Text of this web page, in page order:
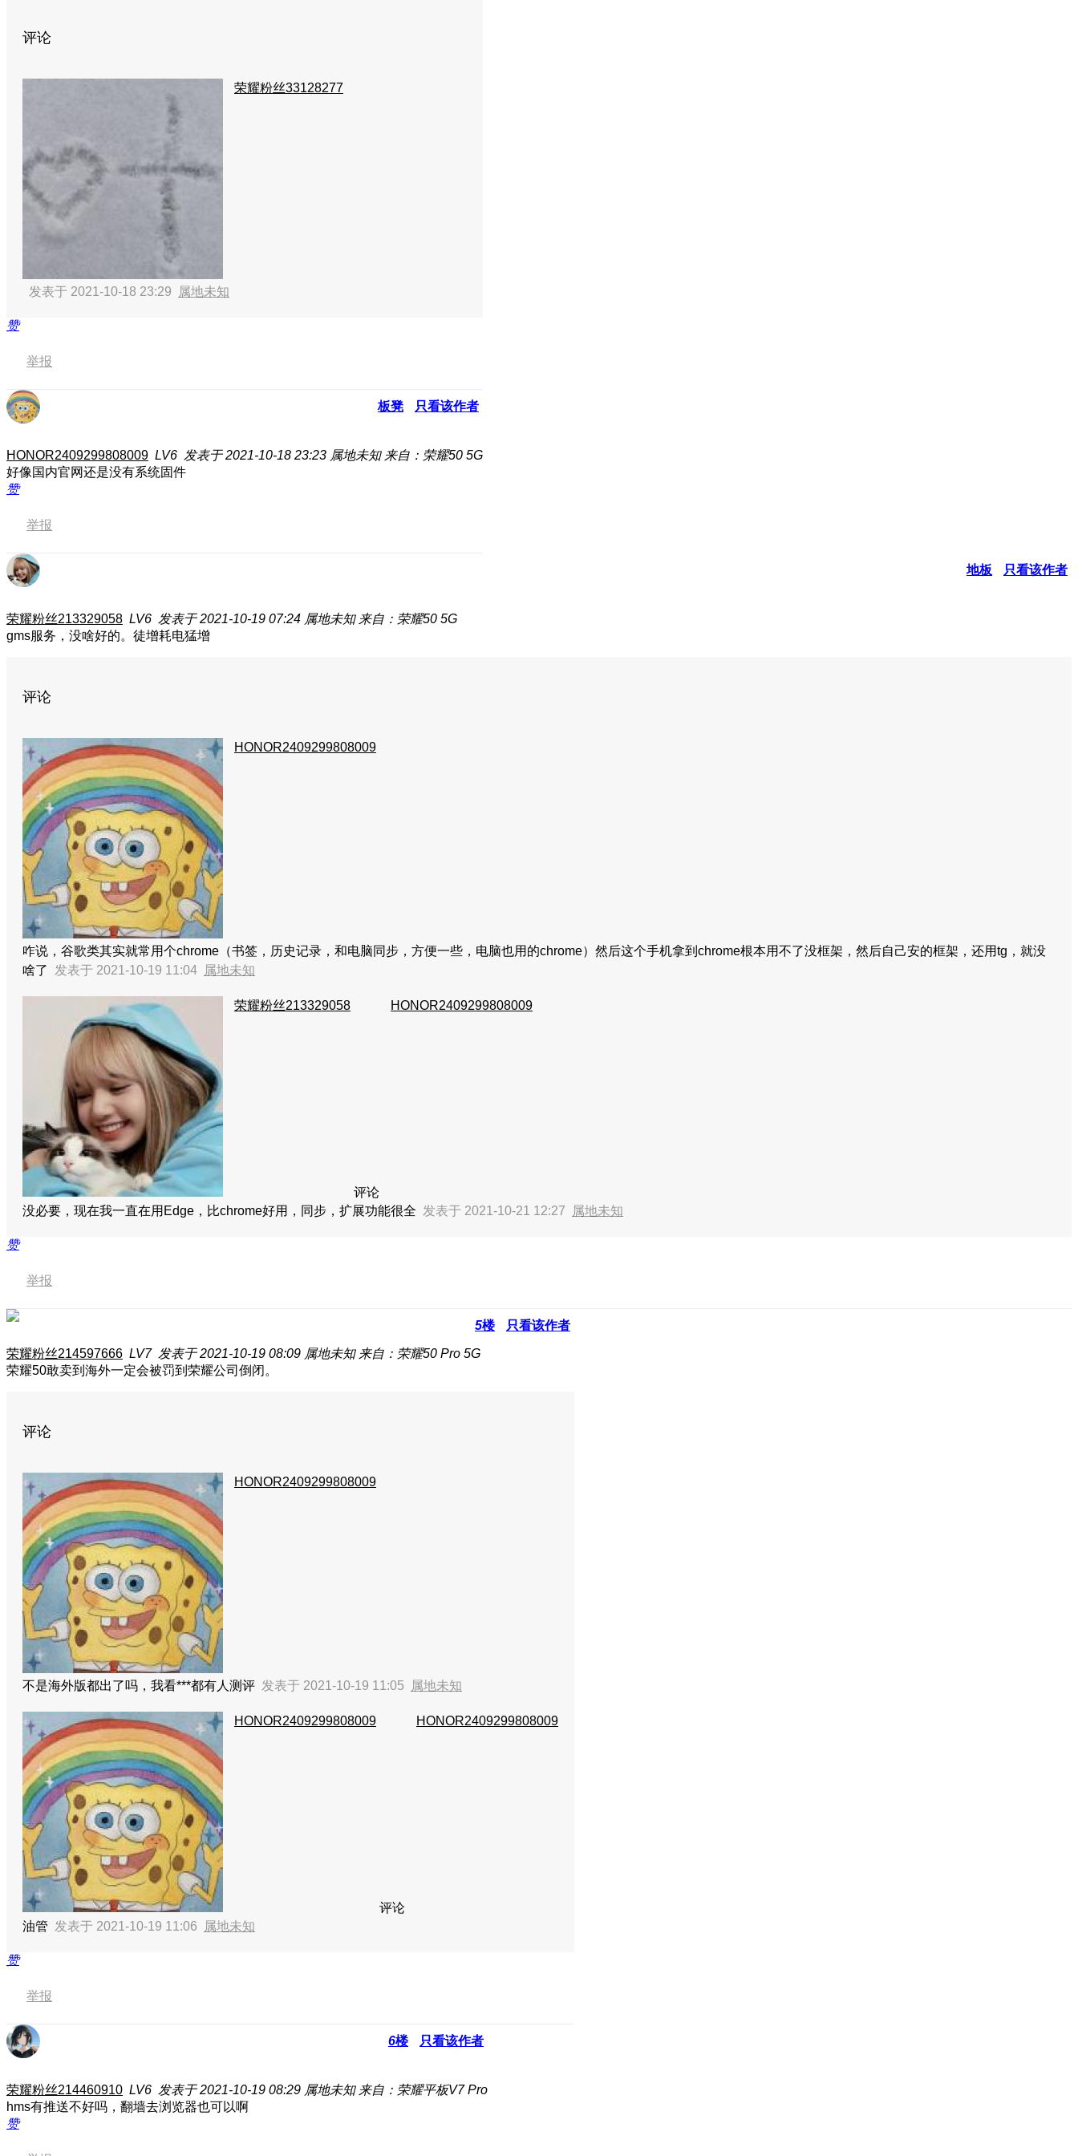
评论
荣耀粉丝33128277
发表于 2021-10-18 23:29 属地未知
赞
举报
板凳 只看该作者
HONOR2409299808009 LV6 发表于 2021-10-18 23:23 属地未知 来自：荣耀50 5G
好像国内官网还是没有系统固件
赞
举报
地板 只看该作者
荣耀粉丝213329058 LV6 发表于 2021-10-19 07:24 属地未知 来自：荣耀50 5G
gms服务，没啥好的。徒增耗电猛增
评论
HONOR2409299808009
咋说，谷歌类其实就常用个chrome（书签，历史记录，和电脑同步，方便一些，电脑也用的chrome）然后这个手机拿到chrome根本用不了没框架，然后自己安的框架，还用tg，就没
啥了 发表于 2021-10-19 11:04 属地未知
荣耀粉丝213329058
评论
HONOR2409299808009
没必要，现在我一直在用Edge，比chrome好用，同步，扩展功能很全 发表于 2021-10-21 12:27 属地未知
赞
举报
5楼 只看该作者
荣耀粉丝214597666 LV7 发表于 2021-10-19 08:09 属地未知 来自：荣耀50 Pro 5G
荣耀50敢卖到海外一定会被罚到荣耀公司倒闭。
评论
HONOR2409299808009
不是海外版都出了吗，我看***都有人测评 发表于 2021-10-19 11:05 属地未知
HONOR2409299808009
评论
HONOR2409299808009
油管 发表于 2021-10-19 11:06 属地未知
赞
举报
6楼 只看该作者
荣耀粉丝214460910 LV6 发表于 2021-10-19 08:29 属地未知 来自：荣耀平板V7 Pro
hms有推送不好吗，翻墙去浏览器也可以啊
赞